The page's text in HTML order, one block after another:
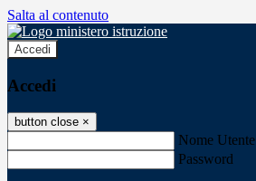
Salta al contenuto
Accedi
Accedi
button close ×
Nome Utente
Password